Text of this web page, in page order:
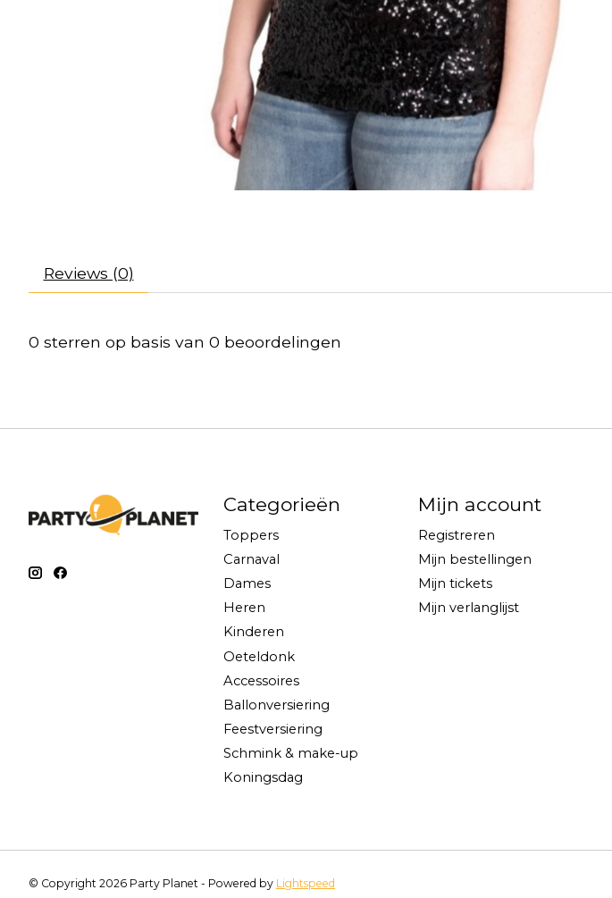
Reviews (0)
0 sterren op basis van 0 beoordelingen
Categorieën
Toppers
Carnaval
Dames
Heren
Kinderen
Oeteldonk
Accessoires
Ballonversiering
Feestversiering
Schmink & make-up
Koningsdag
Mijn account
Registreren
Mijn bestellingen
Mijn tickets
Mijn verlanglijst
© Copyright 2026 Party Planet - Powered by Lightspeed